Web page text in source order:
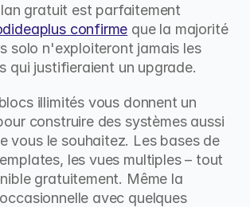
gratuit est parfaitement
confirme que la majorité
solo n'exploiteront jamais les
qui justifieraient un upgrade.
illimités vous donnent un
construire des systèmes aussi
vous le souhaitez. Les bases de
les vues multiples – tout
gratuitement. Même la
avec quelques